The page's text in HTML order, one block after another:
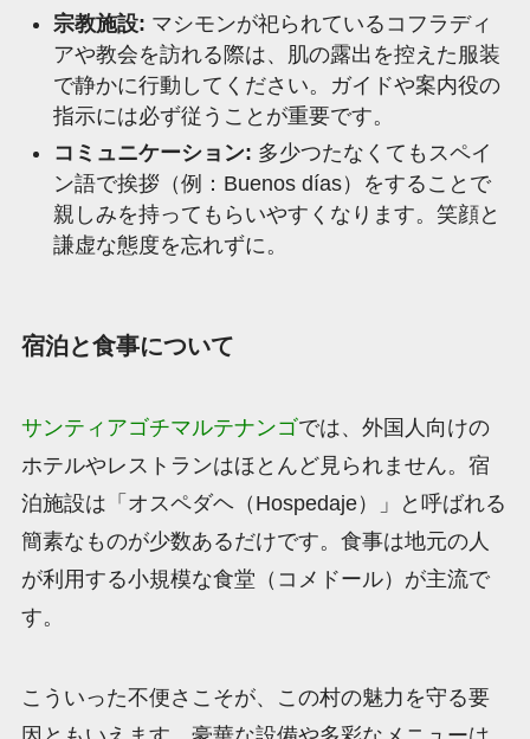
宗教施設: マシモンが祀られているコフラディ
アや教会を訪れる際は、肌の露出を控えた服装
で静かに行動してください。ガイドや案内役の
指示には必ず従うことが重要です。
コミュニケーション: 多少つたなくてもスペイ
ン語で挨拶（例：Buenos días）をすることで
親しみを持ってもらいやすくなります。笑顔と
謙虚な態度を忘れずに。
宿泊と食事について
サンティアゴチマルテナンゴでは、外国人向けの
ホテルやレストランはほとんど見られません。宿
泊施設は「オスペダヘ（Hospedaje）」と呼ばれる
簡素なものが少数あるだけです。食事は地元の人
が利用する小規模な食堂（コメドール）が主流で
す。
こういった不便さこそが、この村の魅力を守る要